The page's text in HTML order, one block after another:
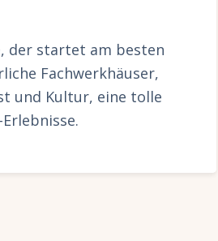
der startet am besten
Fachwerkhäuser,
und Kultur, eine tolle